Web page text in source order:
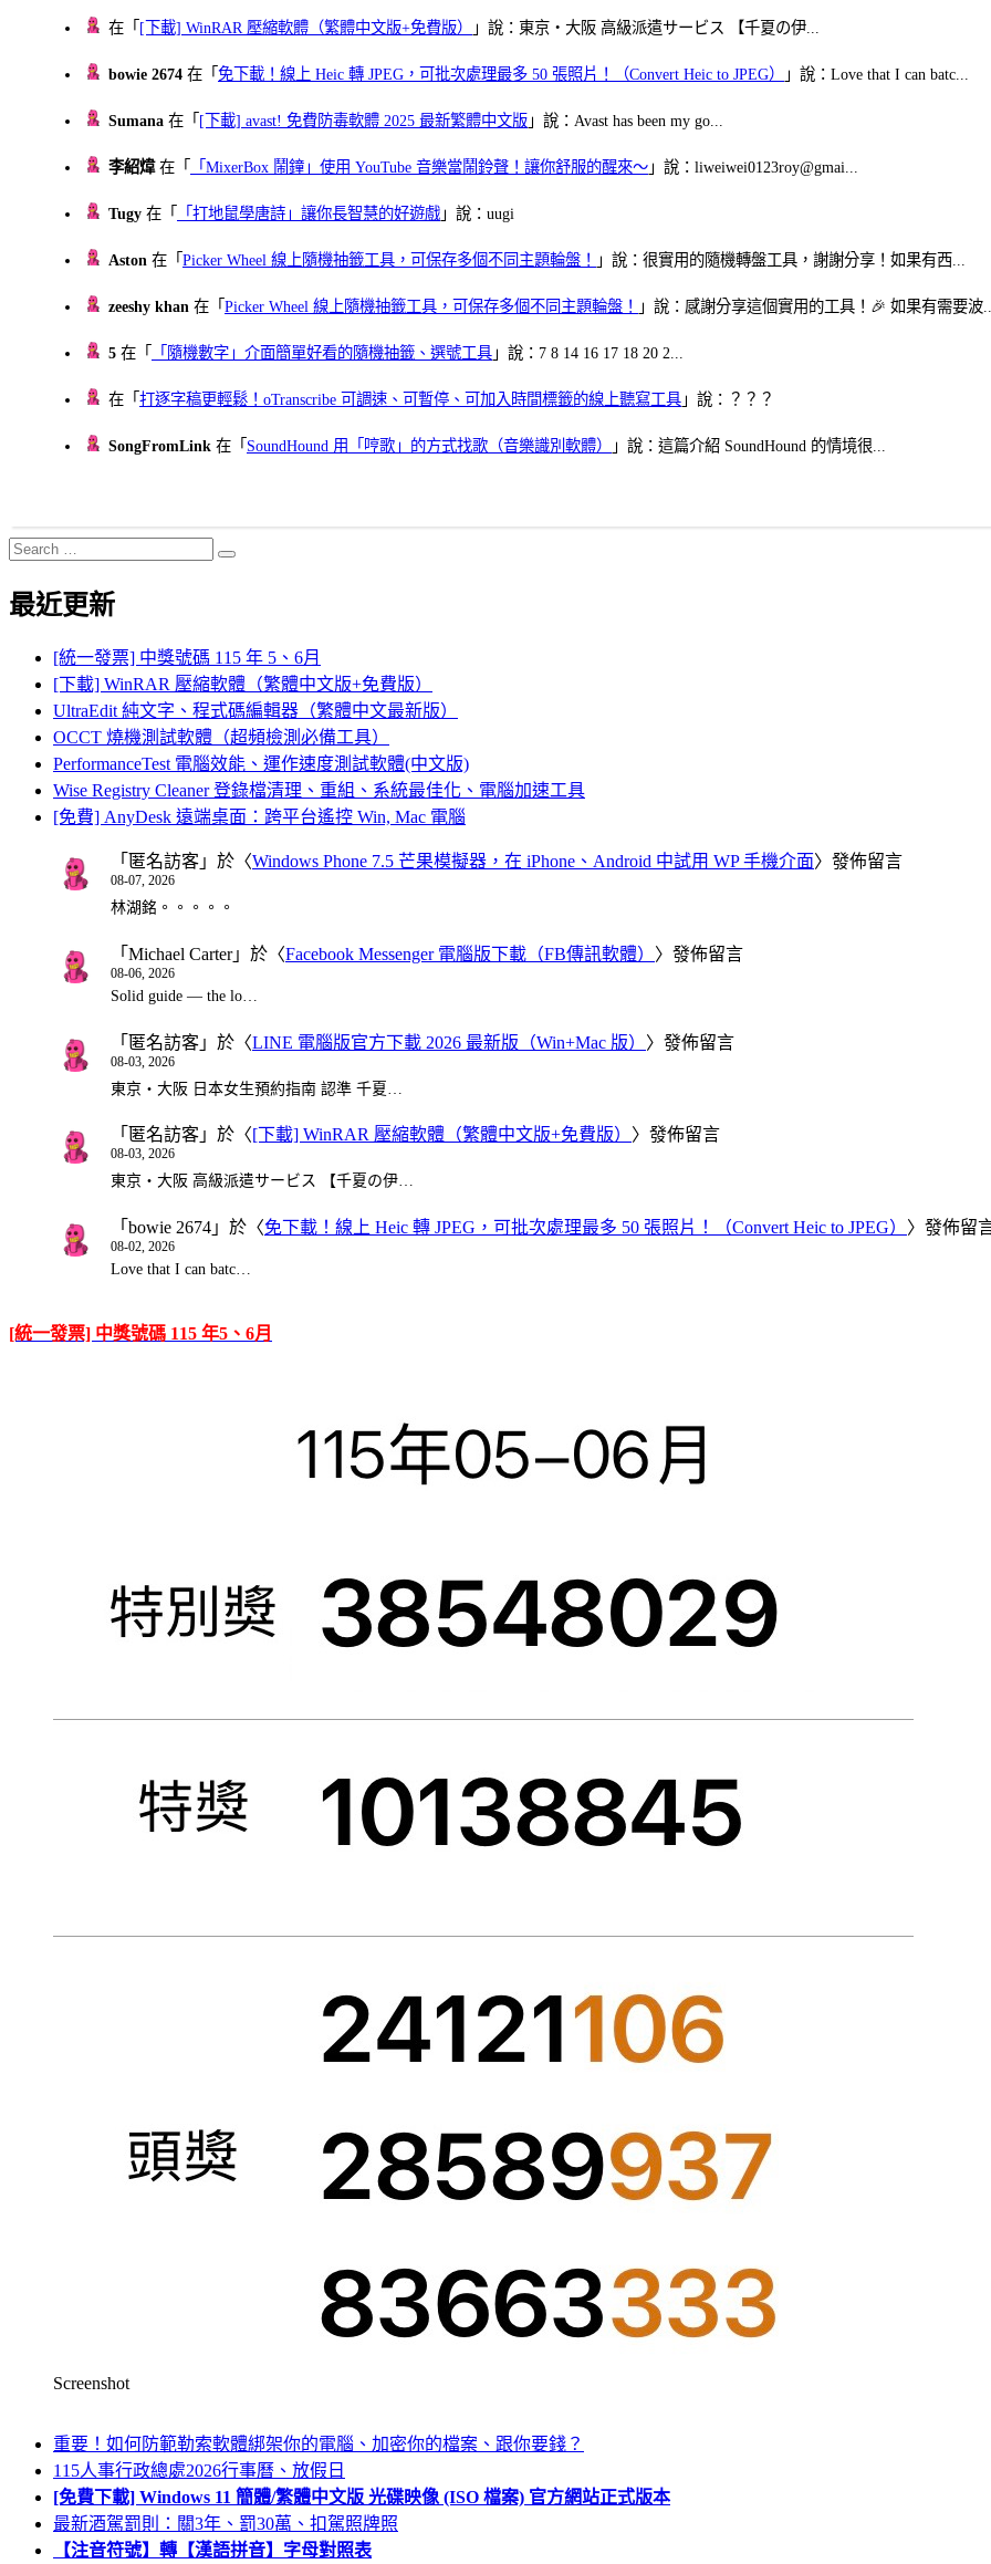
在「 [下載] WinRAR 壓縮軟體（繁體中文版+免費版） 」說：東京・大阪 高級派遣サービス 【千夏の伊...
bowie 2674 在「免下載！線上 Heic 轉 JPEG，可批次處理最多 50 張照片！（Convert Heic to JPEG） 」說：Love that I can batc...
Sumana 在「 [下載] avast! 免費防毒軟體 2025 最新繁體中文版 」說：Avast has been my go...
李紹煒在「 「MixerBox 鬧鐘」使用 YouTube 音樂當鬧鈴聲！讓你舒服的醒來～ 」說：liweiwei0123roy@gmai...
Tugy 在「 「打地鼠學唐詩」讓你長智慧的好遊戲 」說：uugi
Aston 在「Picker Wheel 線上隨機抽籤工具，可保存多個不同主題輪盤！ 」說：很實用的隨機轉盤工具，謝謝分享！如果有西...
zeeshy khan 在「Picker Wheel 線上隨機抽籤工具，可保存多個不同主題輪盤！ 」說：感謝分享這個實用的工具！🎉 如果有需要波
5 在「 「隨機數字」介面簡單好看的隨機抽籤、選號工具 」說：7 8 14 16 17 18 20 2...
在「打逐字稿更輕鬆！oTranscribe 可調速、可暫停、可加入時間標籤的線上聽寫工具 」說：？？？
SongFromLink 在「 SoundHound 用「哼歌」的方式找歌（音樂識別軟體） 」說：這篇介紹 SoundHound 的情境很...
Search
for:
Search
最近更新
[統一發票] 中獎號碼 115 年 5、6月
[下載] WinRAR 壓縮軟體（繁體中文版+免費版）
UltraEdit 純文字、程式碼編輯器（繁體中文最新版）
OCCT 燒機測試軟體（超頻檢測必備工具）
PerformanceTest 電腦效能、運作速度測試軟體(中文版)
Wise Registry Cleaner 登錄檔清理、重組、系統最佳化、電腦加速工具
[免費] AnyDesk 遠端桌面：跨平台遙控 Win, Mac 電腦
「 匿名訪客 」於〈Windows Phone 7.5 芒果模擬器，在 iPhone、Android 中試用 WP 手機介面〉發佈留言
08-07, 2026
林湖銘。。。。。
「 Michael Carter」於〈Facebook Messenger 電腦版下載（FB傳訊軟體） 〉發佈留言
08-06, 2026
Solid guide — the lo…
「 匿名訪客 」於〈LINE 電腦版官方下載 2026 最新版（Win+Mac 版） 〉發佈留言
08-03, 2026
東京・大阪 日本女生預約指南 認準 千夏…
「 匿名訪客 」於〈[下載] WinRAR 壓縮軟體（繁體中文版+免費版） 〉發佈留言
08-03, 2026
東京・大阪 高級派遣サービス 【千夏の伊…
「 bowie 2674 」於〈免下載！線上 Heic 轉 JPEG，可批次處理最多 50 張照片！（Convert Heic to JPEG） 〉發佈留
08-02, 2026
Love that I can batc…
[統一發票] 中獎號碼 115 年5、6月
Screenshot
重要！如何防範勒索軟體綁架你的電腦、加密你的檔案、跟你要錢？
115人事行政總處2026行事曆、放假日
[免費下載] Windows 11 簡體/繁體中文版 光碟映像 (ISO 檔案) 官方網站正式版本
最新酒駕罰則：關3年、罰30萬、扣駕照牌照
【注音符號】轉【漢語拼音】字母對照表